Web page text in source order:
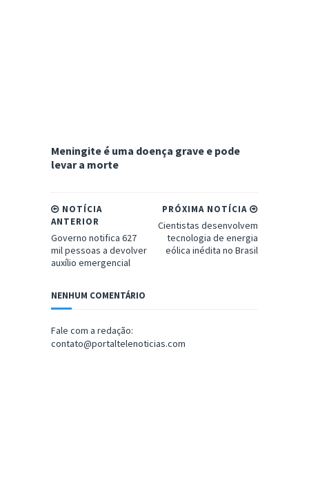
Meningite é uma doença grave e pode
levar a morte
PRÓXIMA NOTÍCIA
Cientistas desenvolvem
tecnologia de energia
eólica inédita no Brasil
NOTÍCIA
ANTERIOR
Governo notifica 627
mil pessoas a devolver
auxílio emergencial
NENHUM COMENTÁRIO
Fale com a redação:
contato@portaltelenoticias.com